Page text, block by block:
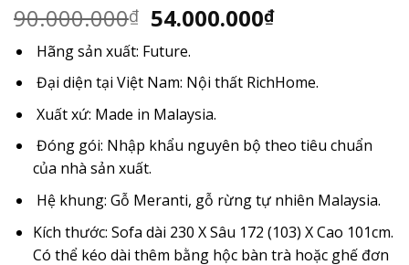
90.000.000₫ Giá
gốc
là:
90.000.000₫.
54.000.000₫Giá
là:
Hãng sản xuất: Future.
Đại diện tại Việt Nam: Nội thất RichHome.
Xuất xứ: Made in Malaysia.
Đóng gói: Nhập khẩu nguyên bộ theo tiêu chuẩn
của nhà sản xuất.
Hệ khung: Gỗ Meranti, gỗ rừng tự nhiên Malaysia.
Kích thước: Sofa dài 230 X Sâu 172 (103) X Cao 101cm.
Có thể kéo dài thêm bằng hộc bàn trà hoặc ghế đơn